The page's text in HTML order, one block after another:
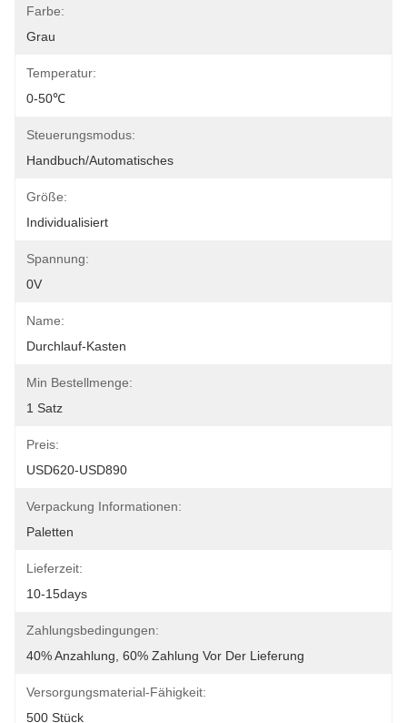
Farbe:
Grau
Temperatur:
0-50℃
Steuerungsmodus:
Handbuch/automatisches
Größe:
Individualisiert
Spannung:
0V
Name:
Durchlauf-Kasten
Min Bestellmenge:
1 Satz
Preis:
USD620-USD890
Verpackung Informationen:
Paletten
Lieferzeit:
10-15days
Zahlungsbedingungen:
40% Anzahlung, 60% Zahlung Vor Der Lieferung
Versorgungsmaterial-Fähigkeit:
500 Stück